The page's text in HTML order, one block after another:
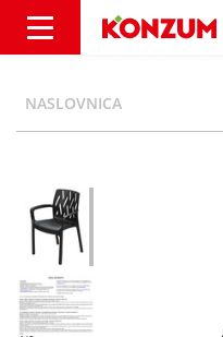
NASLOVNICA